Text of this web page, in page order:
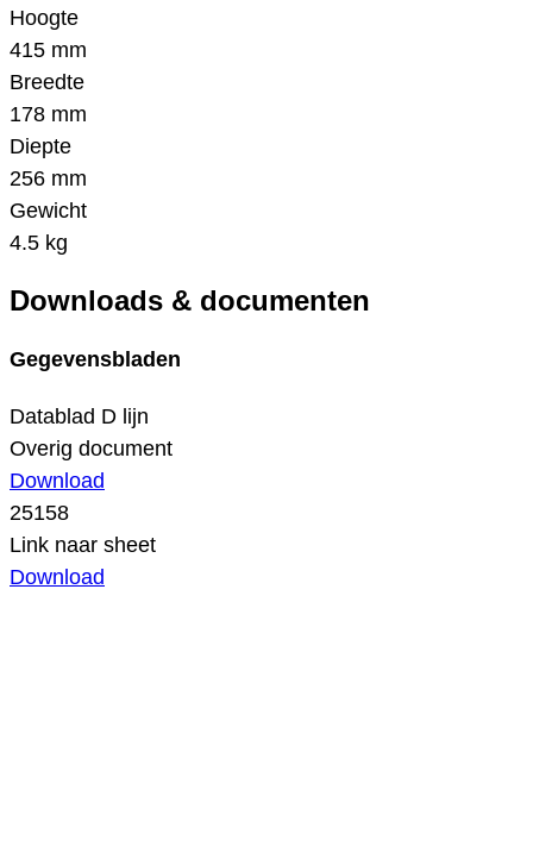
Hoogte
415 mm
Breedte
178 mm
Diepte
256 mm
Gewicht
4.5 kg
Downloads & documenten
Gegevensbladen
Datablad D lijn
Overig document
Download
25158
Link naar sheet
Download